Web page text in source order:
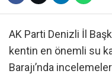
AK Parti Denizli İl
kentin en önemli su
Barajı’nda